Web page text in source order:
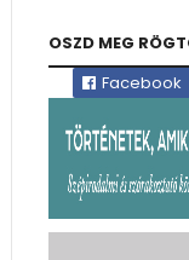
OSZD MEG
Facebook